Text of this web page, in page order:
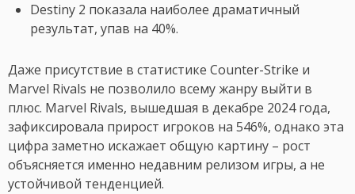
Destiny 2 показала наиболее драматичный
результат, упав на 40%.
Даже присутствие в статистике Counter-Strike и
Marvel Rivals не позволило всему жанру выйти в
плюс. Marvel Rivals, вышедшая в декабре 2024 года,
зафиксировала прирост игроков на 546%, однако эта
цифра заметно искажает общую картину – рост
объясняется именно недавним релизом игры, а не
устойчивой тенденцией.